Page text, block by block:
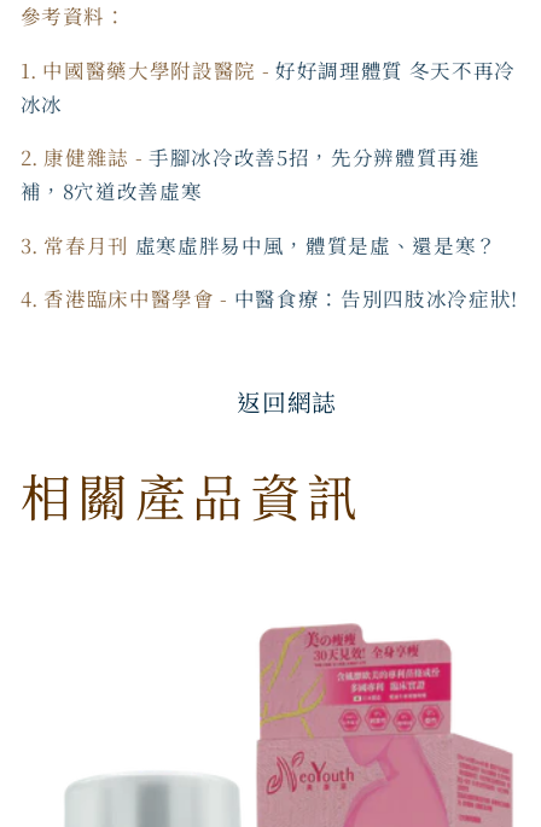
參考資料：
1. 中國醫藥大學附設醫院 -好好調理體質 冬天不再冷
冰冰
2. 康健雜誌 -手腳冰冷改善5招，先分辨體質再進
補，8穴道改善虛寒
3. 常春月刊 虛寒虛胖易中風，體質是虛、還是寒？
4. 香港臨床中醫學會 - 中醫食療：告別四肢冰冷症狀!
返回網誌
相關產品資訊